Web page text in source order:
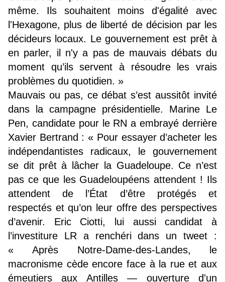
même. Ils souhaitent moins d'égalité avec
l'Hexagone, plus de liberté de décision par les
décideurs locaux. Le gouvernement est prêt à
en parler, il n'y a pas de mauvais débats du
moment qu’ils servent à résoudre les vrais
problèmes du quotidien. »
Mauvais ou pas, ce débat s’est aussitôt invité
dans la campagne présidentielle. Marine Le
Pen, candidate pour le RN a embrayé derrière
Xavier Bertrand : « Pour essayer d’acheter les
indépendantistes radicaux, le gouvernement
se dit prêt à lâcher la Guadeloupe. Ce n’est
pas ce que les Guadeloupéens attendent ! Ils
attendent de l’État d’être protégés et
respectés et qu’on leur offre des perspectives
d’avenir. Eric Ciotti, lui aussi candidat à
l’investiture LR a renchéri dans un tweet :
« Après Notre-Dame-des-Landes, le
macronisme cède encore face à la rue et aux
émeutiers aux Antilles — ouverture d'un